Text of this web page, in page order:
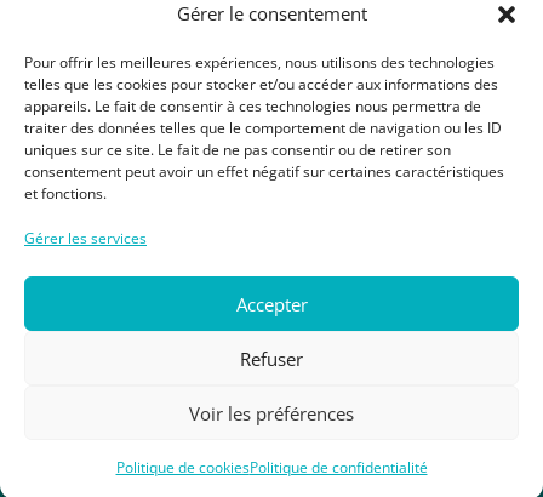
Gérer le consentement
Pour offrir les meilleures expériences, nous utilisons des technologies
telles que les cookies pour stocker et/ou accéder aux informations des
appareils. Le fait de consentir à ces technologies nous permettra de
traiter des données telles que le comportement de navigation ou les ID
uniques sur ce site. Le fait de ne pas consentir ou de retirer son
consentement peut avoir un effet négatif sur certaines caractéristiques
et fonctions.
Gérer les services
Accepter
Refuser
Voir les préférences
Politique de cookiesPolitique de confidentialité
Inscrivez-vous à notre newsletter
les lettres d’information de Turquoise Surf Travel. Vous pouvez à tout
moment utiliser le lien de désabonnement intégré dans la newsletter.En
savoir plus sur la gestion de vos données et vos droits
Mentions légales|Politique de confidentialité